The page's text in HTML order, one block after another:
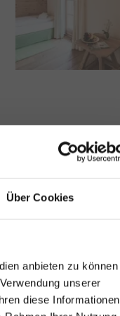
Über Cookies
anbieten zu können
unserer
diese Informationen